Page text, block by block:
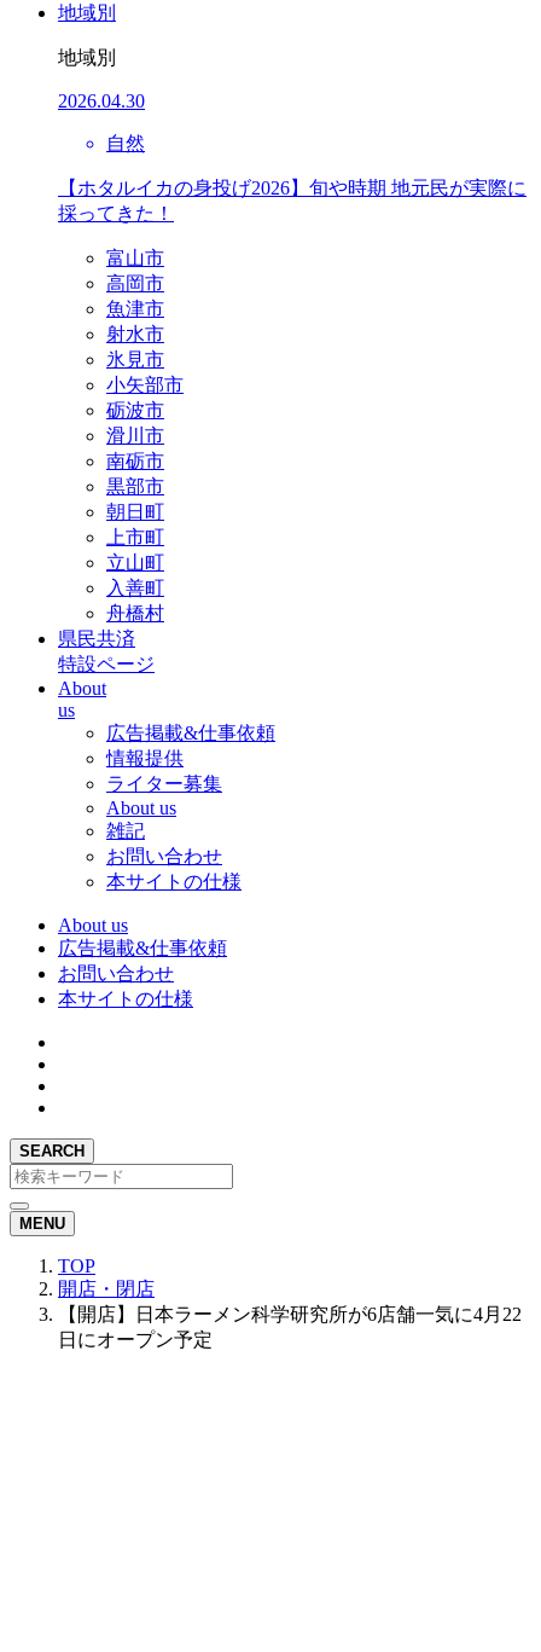
地域別
地域別
2026.04.30
自然
【ホタルイカの身投げ2026】旬や時期 地元民が実際に
採ってきた！
富山市
高岡市
魚津市
射水市
氷見市
小矢部市
砺波市
滑川市
南砺市
黒部市
朝日町
上市町
立山町
入善町
舟橋村
県民共済
特設ページ
About
us
広告掲載&仕事依頼
情報提供
ライター募集
About us
雑記
お問い合わせ
本サイトの仕様
About us
広告掲載&仕事依頼
お問い合わせ
本サイトの仕様
SEARCH
MENU
TOP
開店・閉店
【開店】日本ラーメン科学研究所が6店舗一気に4月22
日にオープン予定